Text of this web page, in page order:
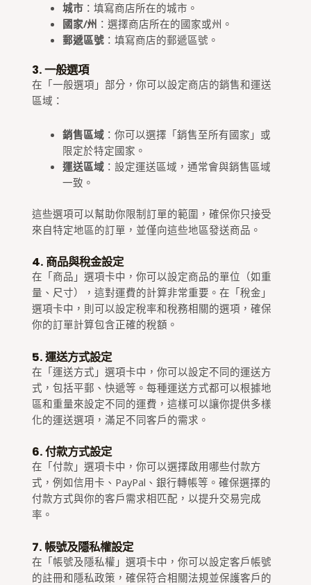
城市：填寫商店所在的城市。
國家/州 ：選擇商店所在的國家或州。
郵遞區號：填寫商店的郵遞區號。
3. 一般選項
在「一般選項」部分，你可以設定商店的銷售和運送
區域：
銷售區域：你可以選擇「銷售至所有國家」或
限定於特定國家。
運送區域：設定運送區域，通常會與銷售區域
一致。
這些選項可以幫助你限制訂單的範圍，確保你只接受
來自特定地區的訂單，並僅向這些地區發送商品。
4. 商品與稅金設定
在「商品」選項卡中，你可以設定商品的單位（如重
量、尺寸），這對運費的計算非常重要。在「稅金」
選項卡中，則可以設定稅率和稅務相關的選項，確保
你的訂單計算包含正確的稅額。
5. 運送方式設定
在「運送方式」選項卡中，你可以設定不同的運送方
式，包括平郵、快遞等。每種運送方式都可以根據地
區和重量來設定不同的運費，這樣可以讓你提供多樣
化的運送選項，滿足不同客戶的需求。
6. 付款方式設定
在「付款」選項卡中，你可以選擇啟用哪些付款方
式，例如信用卡、PayPal、銀行轉帳等。確保選擇的
付款方式與你的客戶需求相匹配，以提升交易完成
率。
7. 帳號及隱私權設定
在「帳號及隱私權」選項卡中，你可以設定客戶帳號
的註冊和隱私政策，確保符合相關法規並保護客戶的